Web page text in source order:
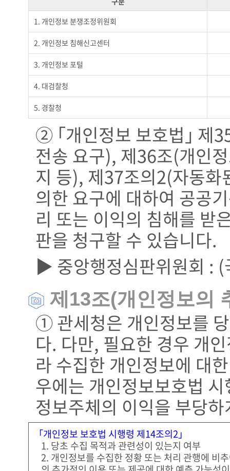
1. 개인정보 분쟁조정위원회
2. 개인정보 침해신고센터
3. 개인정보 포털
4. 대검찰청
5. 경찰청
② ｢개인정보 보호법｣ 제
전송 요구), 제36조(개인
지 등), 제37조의2(자동화
의한 요구에 대하여 공공
리 또는 이익의 침해를 받
판을 청구할 수 있습니다.
▶ 중앙행정심판위원회 :
제13조(개인정보의
① 관세청은 개인정보를
다. 다만, 필요한 경우 개
라 수집한 개인정보에 대
우에는 개인정보보호법
정보주체의 이익을 부당
「개인정보 보호법 시행령 제14조의2」
1. 당초 수집 목적과 관련성이 있는지 여부
2. 개인정보를 수집한 정황 또는 처리 관행에 비